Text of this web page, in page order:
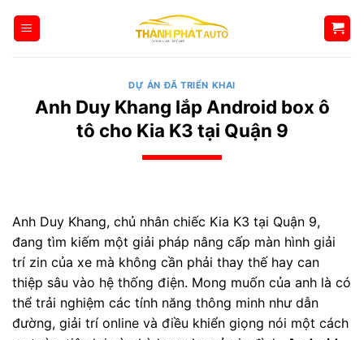
qua
DỰ ÁN ĐÃ TRIỂN KHAI
Anh Duy Khang lắp Android box ô
tô cho Kia K3 tại Quận 9
Anh Duy Khang, chủ nhân chiếc Kia K3 tại Quận 9,
đang tìm kiếm một giải pháp nâng cấp màn hình giải
trí zin của xe mà không cần phải thay thế hay can
thiệp sâu vào hệ thống điện. Mong muốn của anh là có
thể trải nghiệm các tính năng thông minh như dẫn
đường, giải trí online và điều khiển giọng nói một cách